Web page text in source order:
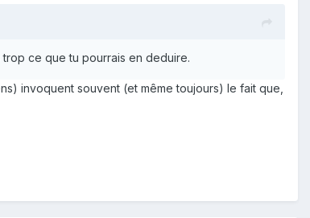
ce que tu pourrais en deduire.
invoquent souvent (et même toujours) le fait que,